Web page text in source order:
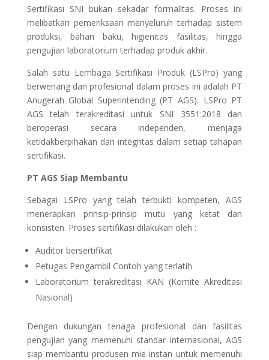
Sertifikasi SNI bukan sekadar formalitas. Proses ini
melibatkan pemeriksaan menyeluruh terhadap sistem
produksi, bahan baku, higienitas fasilitas, hingga
pengujian laboratorium terhadap produk akhir.
Salah satu Lembaga Sertifikasi Produk (LSPro) yang
berwenang dan profesional dalam proses ini adalah PT
Anugerah Global Superintending (PT AGS). LSPro PT
AGS telah terakreditasi untuk SNI 3551:2018 dan
beroperasi secara independen, menjaga
ketidakberpihakan dan integritas dalam setiap tahapan
sertifikasi.
PT AGS Siap Membantu
Sebagai LSPro yang telah terbukti kompeten, AGS
menerapkan prinsip-prinsip mutu yang ketat dan
konsisten. Proses sertifikasi dilakukan oleh :
Auditor bersertifikat
Petugas Pengambil Contoh yang terlatih
Laboratorium terakreditasi KAN (Komite Akreditasi
Nasional)
Dengan dukungan tenaga profesional dan fasilitas
pengujian yang memenuhi standar internasional, AGS
siap membantu produsen mie instan untuk memenuhi